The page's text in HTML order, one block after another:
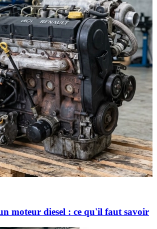
moteur diesel : ce qu'il faut savoir